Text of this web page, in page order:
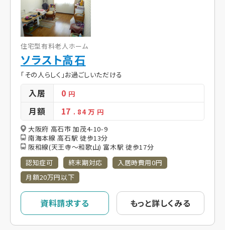
住宅型有料老人ホーム
ソラスト高石
「その人らしく」お過ごしいただける
入居 0 円
月額 17 . 84万 円
大阪府 高石市 加茂4-10-9
南海本線 高石駅 徒歩13分
阪和線(天王寺～和歌山) 富木駅 徒歩17分
認知症可
終末期対応
入居時費用0円
月額20万円以下
資料請求する もっと詳しくみる